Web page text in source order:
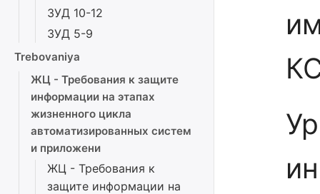
ЗУД 10-12
ЗУД 5-9
Trebovaniya
ЖЦ - Требования к защите
информации на этапах
жизненного цикла
автоматизированных систем
и приложени
ЖЦ - Требования к
защите информации на